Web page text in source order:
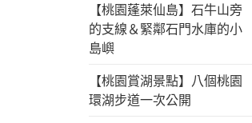
【桃園蓬萊仙島】石牛山旁
的支線＆緊鄰石門水庫的小
島嶼
【桃園賞湖景點】八個桃園
環湖步道一次公開